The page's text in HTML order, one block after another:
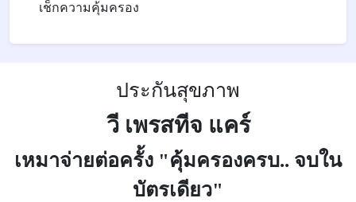
เช็กความคุ้มครอง
ประกันสุขภาพ
วี เพรสทีจ แคร์
เหมาจ่ายต่อครั้ง "คุ้มครองครบ.. จบใน
บัตรเดียว"